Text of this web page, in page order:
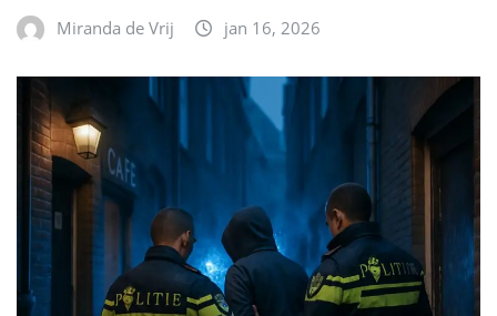
Miranda de Vrij jan 16, 2026